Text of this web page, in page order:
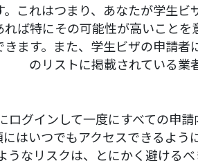
これはつまり、あなたが学生
ば特にその可能性が高いこと
ます。また、学生ビザの申請者
のリストに掲載されている業
ログインして一度にすべての申
はいつでもアクセスできるよ
なリスクは、とにかく避けるべ